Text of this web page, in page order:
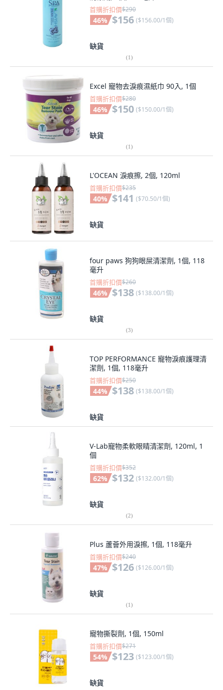
首購折扣價$290
46% $156 ($156.00/1個)
缺貨
(1)
Excel 寵物去淚痕濕紙巾 90入, 1個
首購折扣價$280
46% $150 ($150.00/1個)
缺貨
(1)
L'OCEAN 淚痕擦, 2個, 120ml
首購折扣價$235
40% $141 ($70.50/1個)
缺貨
four paws 狗狗眼屎清潔劑, 1個, 118
毫升
首購折扣價$260
46% $138 ($138.00/1個)
缺貨
(3)
TOP PERFORMANCE 寵物淚痕護理清
潔劑, 1個, 118毫升
首購折扣價$250
44% $138 ($138.00/1個)
缺貨
V-Lab寵物柔軟眼睛清潔劑, 120ml, 1
個
首購折扣價$352
62% $132 ($132.00/1個)
缺貨
(2)
Plus 蘆薈外用淚擦, 1個, 118毫升
首購折扣價$240
47% $126 ($126.00/1個)
缺貨
(1)
寵物撕裂劑, 1個, 150ml
首購折扣價$271
54% $123 ($123.00/1個)
缺貨